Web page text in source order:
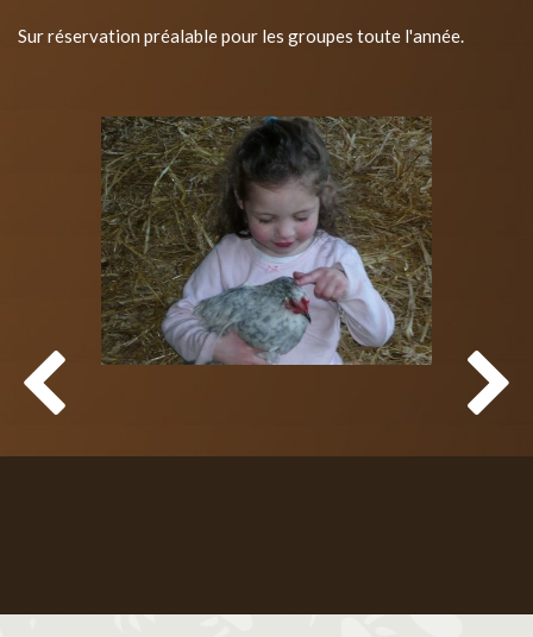
Sur réservation préalable pour les groupes toute l'année.